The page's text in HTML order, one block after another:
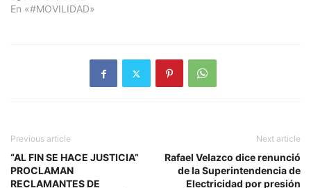
En «#MOVILIDAD»
Previous article
“AL FIN SE HACE JUSTICIA”
PROCLAMAN
RECLAMANTES DE
Next article
Rafael Velazco dice renunció
de la Superintendencia de
Electricidad por presión